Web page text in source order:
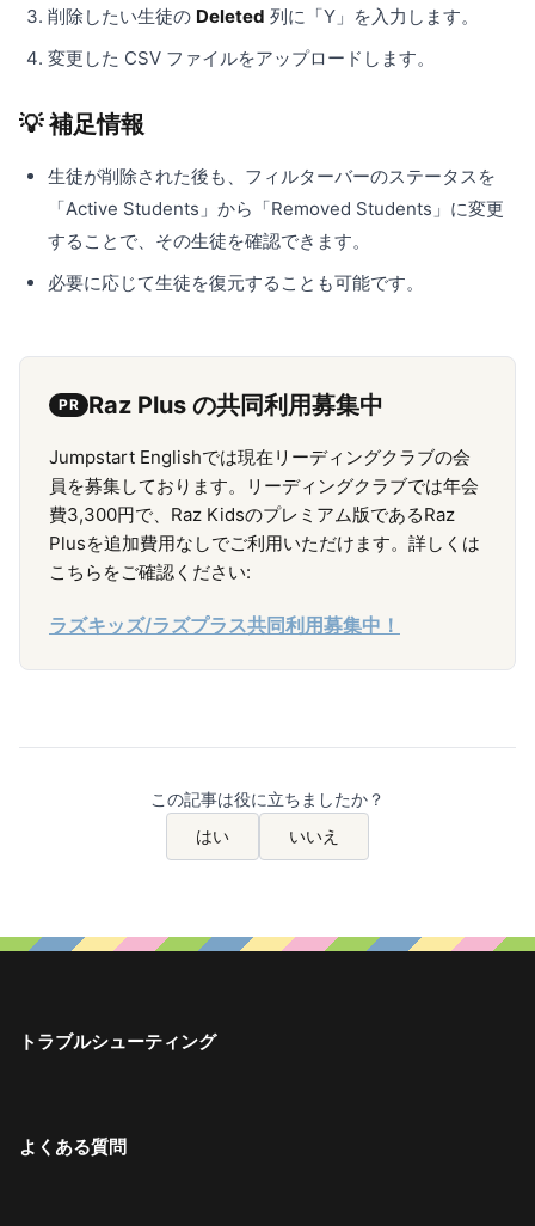
削除したい生徒の Deleted 列に「Y」を入力します。
変更した CSV ファイルをアップロードします。
💡 補足情報
生徒が削除された後も、フィルターバーのステータスを
「Active Students」から「Removed Students」に変更
することで、その生徒を確認できます。
必要に応じて生徒を復元することも可能です。
PR Raz Plus の共同利用募集中
Jumpstart Englishでは現在リーディングクラブの会
員を募集しております。リーディングクラブでは年会
費3,300円で、Raz Kidsのプレミアム版であるRaz
Plusを追加費用なしでご利用いただけます。詳しくは
こちらをご確認ください:
ラズキッズ/ラズプラス共同利用募集中！
この記事は役に立ちましたか？
はい
いいえ
トラブルシューティング
よくある質問